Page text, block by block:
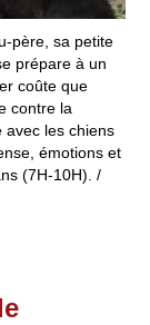
père, sa petite
prépare à un
coûte que
contre la
avec les chiens
émotions et
(7H-10H). /